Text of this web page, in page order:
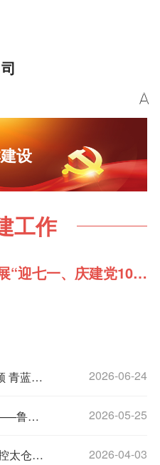

设
工作
鲁控太仓党支部组织开展“迎七一、庆建党105周年”主题党日活动
鲁控苏州党支部开展“党建引领 青蓝结对”师带徒签约仪式 2026-06-24
深化党建共建赋能产教融合 ——鲁控迁安与河北建材职院党支部结对共建 2026-05-25
“清明扫墓、缅怀先烈”——鲁控太仓党支部开展清明祭扫主题党日活动 2026-04-03